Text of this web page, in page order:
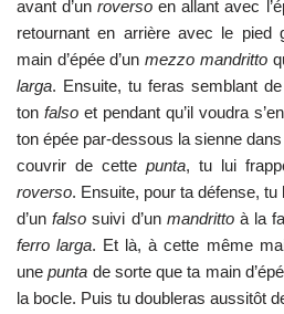
avant d’unroverso en allant avec
retournant en arrière avec le pied
main d’épée d’unmezzo mandritto
larga. Ensuite, tu feras semblant
ton falso et pendant qu’il voudra
ton épée par-dessous la sienne
couvrir de cette punta, tu lui
roverso. Ensuite, pour ta défense, tu
d’unfalso suivi d’un mandrittoà la
ferro larga. Et là, à cette même
unepunta de sorte que ta main
la bocle. Puis tu doubleras aussitôt